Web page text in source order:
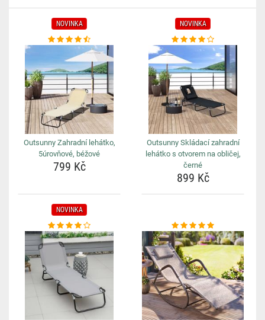
NOVINKA
Outsunny Zahradní lehátko,
5úrovňové, béžové
799 Kč
NOVINKA
Outsunny Skládací zahradní
lehátko s otvorem na obličej,
černé
899 Kč
NOVINKA